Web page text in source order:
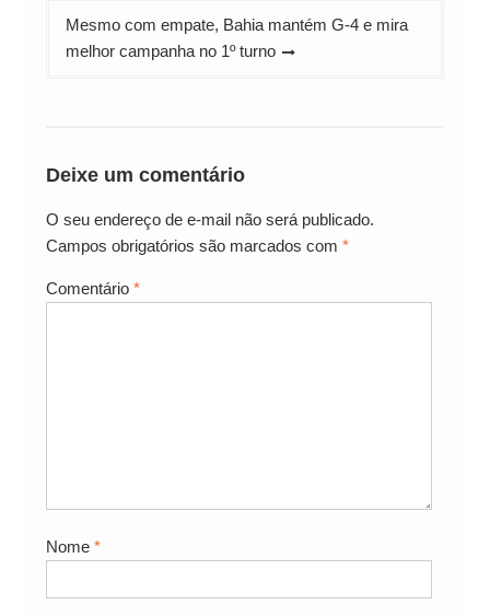
Mesmo com empate, Bahia mantém G-4 e mira
melhor campanha no 1º turno
Deixe um comentário
O seu endereço de e-mail não será publicado.
Campos obrigatórios são marcados com *
Comentário *
Nome *